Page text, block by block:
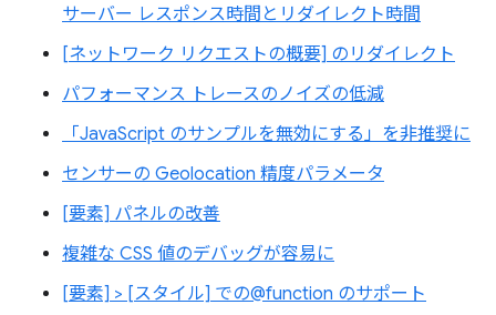
サーバー レスポンス時間とリダイレクト時間
[ネットワーク リクエストの概要] のリダイレクト
パフォーマンス トレースのノイズの低減
「JavaScript のサンプルを無効にする」を非推奨に
センサーの Geolocation 精度パラメータ
[要素] パネルの改善
複雑な CSS 値のデバッグが容易に
[要素] > [スタイル] での@function のサポート